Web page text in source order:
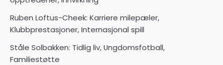
Ruben Loftus-Cheek: Karriere milepæler,
Klubbprestasjoner, Internasjonal spill
Ståle Solbakken: Tidlig liv, Ungdomsfotball,
Familiestøtte